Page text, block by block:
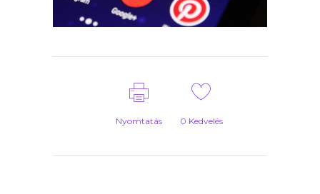
Nyomtatás 0 Kedvelés